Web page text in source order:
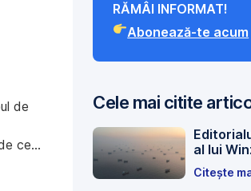
de
ce
de
RĂMÂI INFORMAT!
Abonează-te acum
Cele mai citite
al lui
Iranul
acord
Citește